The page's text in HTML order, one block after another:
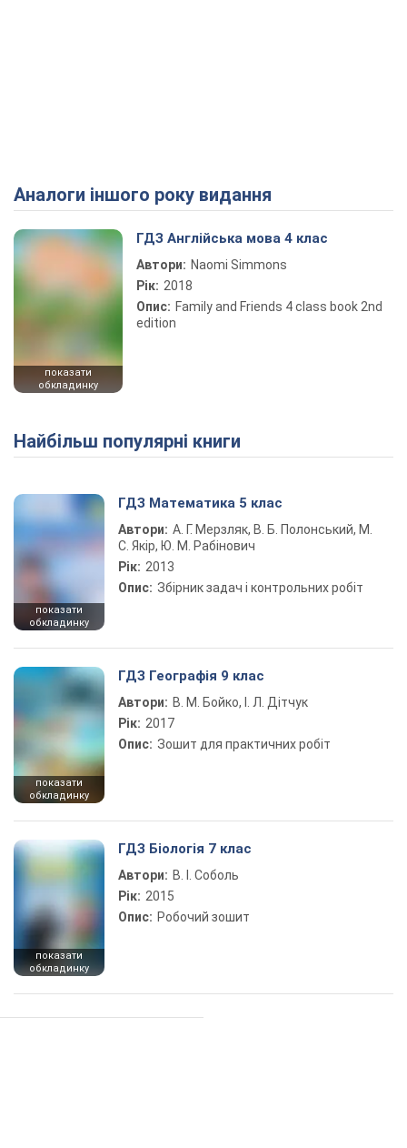
Аналоги іншого року видання
показати
обкладинку
ГДЗ Англійська мова 4 клас
Автори: Naomi Simmons
Рік: 2018
Опис: Family and Friends 4 class book 2nd
edition
Найбільш популярні книги
показати
обкладинку
ГДЗ Математика 5 клас
Автори: А. Г. Мерзляк, В. Б. Полонський, М.
С. Якір, Ю. М. Рабінович
Рік: 2013
Опис: Збірник задач і контрольних робіт
показати
обкладинку
ГДЗ Географія 9 клас
Автори: В. М. Бойко, І. Л. Дітчук
Рік: 2017
Опис: Зошит для практичних робіт
показати
обкладинку
ГДЗ Біологія 7 клас
Автори: В. І. Соболь
Рік: 2015
Опис: Робочий зошит